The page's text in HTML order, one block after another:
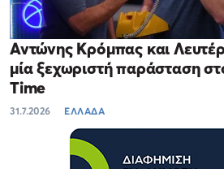
Αντώνης Κρόμπας και
μία ξεχωριστή παράσταση
Time
31.7.2026 ΕΛΛΑΔΑ